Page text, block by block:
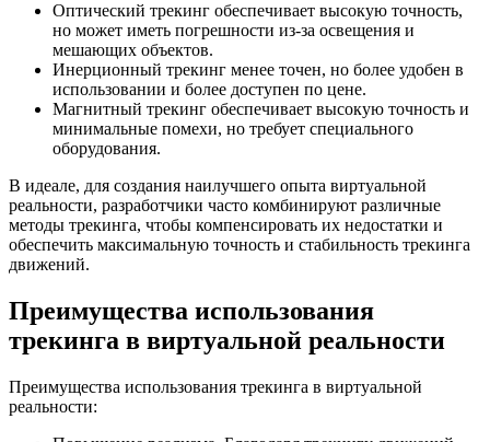
Оптический трекинг обеспечивает высокую точность,
но может иметь погрешности из-за освещения и
мешающих объектов.
Инерционный трекинг менее точен, но более удобен в
использовании и более доступен по цене.
Магнитный трекинг обеспечивает высокую точность и
минимальные помехи, но требует специального
оборудования.
В идеале, для создания наилучшего опыта виртуальной
реальности, разработчики часто комбинируют различные
методы трекинга, чтобы компенсировать их недостатки и
обеспечить максимальную точность и стабильность трекинга
движений.
Преимущества использования
трекинга в виртуальной реальности
Преимущества использования трекинга в виртуальной
реальности: